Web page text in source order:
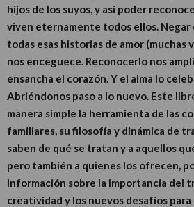
hijos de los suyos, y así poder
viven eternamente todos ellos. Negar
todas esas historias de amor (muchas
nos enceguece. Reconocerlo nos
ensancha el corazón. Y el alma lo
Abriéndonos paso a lo nuevo. Este
manera simple la herramienta de las
familiares, su filosofía y dinámica de
saben de qué se tratan y a aquellos
pero también a quienes los ofrecen,
información sobre la importancia del
creatividad y los nuevos desafíos